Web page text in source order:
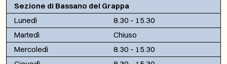
Sezione di Bassano del Grappa
Lunedì
8.30 – 15.30
Martedì
Chiuso
Mercoledì
8.30 – 15.30